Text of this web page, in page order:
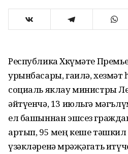
Республика Хөкүмәте
урынбасары, гаилә,
социаль яклау министры
әйтүенчә, 13 июльгә
ел башыннан эшсез
артып, 95 мең кеше
үзәкләренә мөрәҗәгать